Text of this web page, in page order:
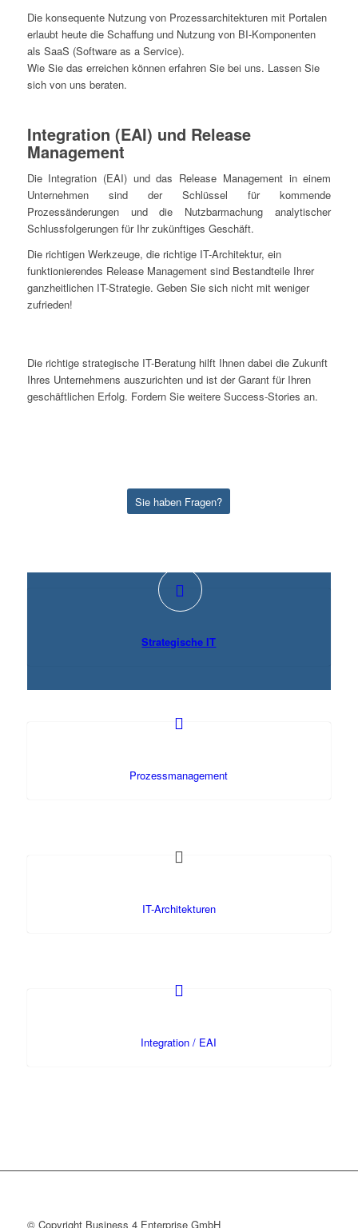
Die konsequente Nutzung von Prozessarchitekturen mit Portalen
erlaubt heute die Schaffung und Nutzung von BI-Komponenten
als SaaS (Software as a Service).
Wie Sie das erreichen können erfahren Sie bei uns. Lassen Sie
sich von uns beraten.
Integration (EAI) und Release
Management
Die Integration (EAI) und das Release Management in einem
Unternehmen sind der Schlüssel für kommende
Prozessänderungen und die Nutzbarmachung analytischer
Schlussfolgerungen für Ihr zukünftiges Geschäft.
Die richtigen Werkzeuge, die richtige IT-Architektur, ein
funktionierendes Release Management sind Bestandteile Ihrer
ganzheitlichen IT-Strategie. Geben Sie sich nicht mit weniger
zufrieden!
Die richtige strategische IT-Beratung hilft Ihnen dabei die Zukunft
Ihres Unternehmens auszurichten und ist der Garant für Ihren
geschäftlichen Erfolg. Fordern Sie weitere Success-Stories an.
Sie haben Fragen?
Strategische IT
Prozessmanagement
IT-Architekturen
Integration / EAI
© Copyright Business 4 Enterprise GmbH